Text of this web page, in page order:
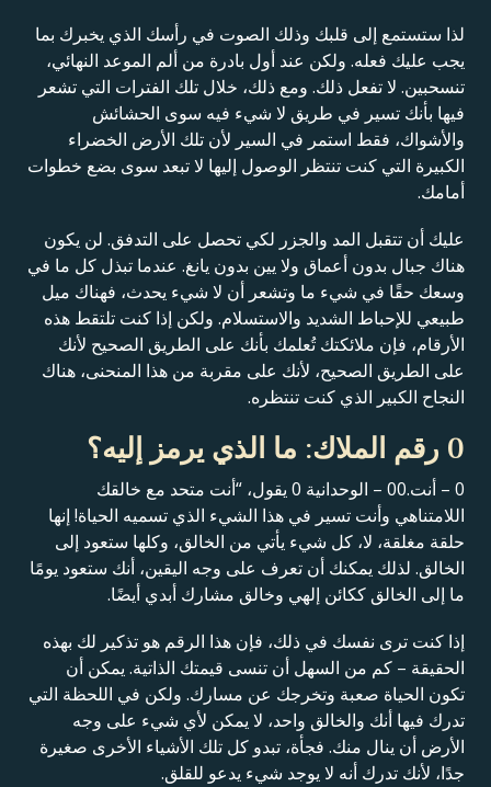
لذا ستستمع إلى قلبك وذلك الصوت في رأسك الذي يخبرك بما
يجب عليك فعله. ولكن عند أول بادرة من ألم الموعد النهائي،
تنسحبين. لا تفعل ذلك. ومع ذلك، خلال تلك الفترات التي تشعر
فيها بأنك تسير في طريق لا شيء فيه سوى الحشائش
والأشواك، فقط استمر في السير لأن تلك الأرض الخضراء
الكبيرة التي كنت تنتظر الوصول إليها لا تبعد سوى بضع خطوات
أمامك.
عليك أن تتقبل المد والجزر لكي تحصل على التدفق. لن يكون
هناك جبال بدون أعماق ولا يين بدون يانغ. عندما تبذل كل ما في
وسعك حقًا في شيء ما وتشعر أن لا شيء يحدث، فهناك ميل
طبيعي للإحباط الشديد والاستسلام. ولكن إذا كنت تلتقط هذه
الأرقام، فإن ملائكتك تُعلمك بأنك على الطريق الصحيح لأنك
على الطريق الصحيح، لأنك على مقربة من هذا المنحنى، هناك
النجاح الكبير الذي كنت تنتظره.
0 رقم الملاك: ما الذي يرمز إليه؟
0 – أنت.00 – الوحدانية 0 يقول، “أنت متحد مع خالقك
اللامتناهي وأنت تسير في هذا الشيء الذي تسميه الحياة! إنها
حلقة مغلقة، لا، كل شيء يأتي من الخالق، وكلها ستعود إلى
الخالق. لذلك يمكنك أن تعرف على وجه اليقين، أنك ستعود يومًا
ما إلى الخالق ككائن إلهي وخالق مشارك أبدي أيضًا.
إذا كنت ترى نفسك في ذلك، فإن هذا الرقم هو تذكير لك بهذه
الحقيقة – كم من السهل أن تنسى قيمتك الذاتية. يمكن أن
تكون الحياة صعبة وتخرجك عن مسارك. ولكن في اللحظة التي
تدرك فيها أنك والخالق واحد، لا يمكن لأي شيء على وجه
الأرض أن ينال منك. فجأة، تبدو كل تلك الأشياء الأخرى صغيرة
جدًا، لأنك تدرك أنه لا يوجد شيء يدعو للقلق.